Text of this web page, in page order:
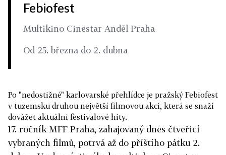
Febiofest
Multikino Cinestar Anděl Praha
Od 25. března do 2. dubna
Po "nedostižné" karlovarské přehlídce je pražský Febiofest
v tuzemsku druhou největší filmovou akcí, která se snaží
dovážet aktuální festivalové hity.
17. ročník MFF Praha, zahajovaný dnes čtveřicí
vybraných filmů, potrvá až do příštího pátku 2.